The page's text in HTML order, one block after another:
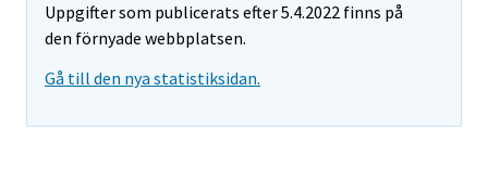
Uppgifter som publicerats efter 5.4.2022 finns på
den förnyade webbplatsen.
Gå till den nya statistiksidan.